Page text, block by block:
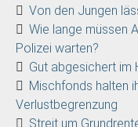
Von den Jungen
Wie lange müssen
Polizei warten?
Gut abgesichert im
Mischfonds halten
Verlustbegrenzung
Streit um